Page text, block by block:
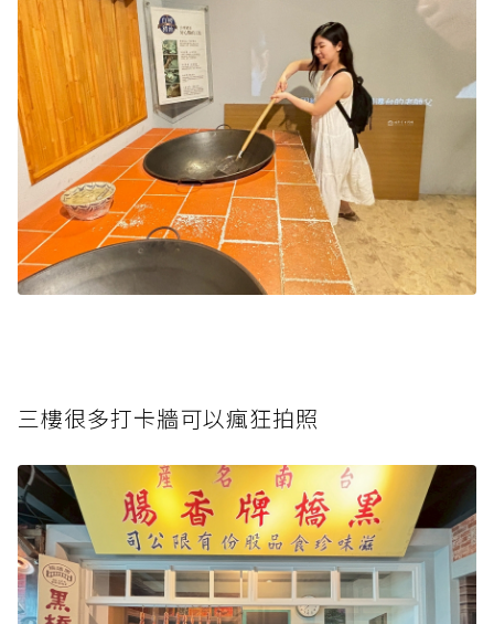
三樓很多打卡牆可以瘋狂拍照